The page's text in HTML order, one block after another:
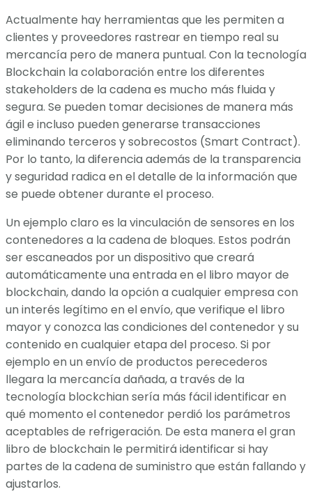
Actualmente hay herramientas que les permiten a
clientes y proveedores rastrear en tiempo real su
mercancía pero de manera puntual. Con la tecnología
Blockchain la colaboración entre los diferentes
stakeholders de la cadena es mucho más fluida y
segura. Se pueden tomar decisiones de manera más
ágil e incluso pueden generarse transacciones
eliminando terceros y sobrecostos (Smart Contract).
Por lo tanto, la diferencia además de la transparencia
y seguridad radica en el detalle de la información que
se puede obtener durante el proceso.
Un ejemplo claro es la vinculación de sensores en los
contenedores a la cadena de bloques. Estos podrán
ser escaneados por un dispositivo que creará
automáticamente una entrada en el libro mayor de
blockchain, dando la opción a cualquier empresa con
un interés legítimo en el envío, que verifique el libro
mayor y conozca las condiciones del contenedor y su
contenido en cualquier etapa del proceso. Si por
ejemplo en un envío de productos perecederos
llegara la mercancía dañada, a través de la
tecnología blockchian sería más fácil identificar en
qué momento el contenedor perdió los parámetros
aceptables de refrigeración. De esta manera el gran
libro de blockchain le permitirá identificar si hay
partes de la cadena de suministro que están fallando y
ajustarlos.